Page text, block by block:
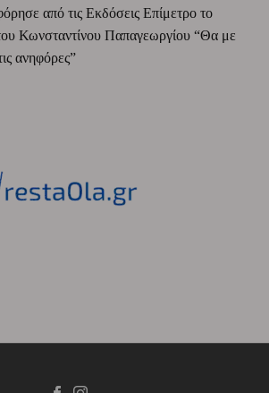
από τις Εκδόσεις Επίμετρο το
Κωνσταντίνου Παπαγεωργίου “Θα με
ανηφόρες”